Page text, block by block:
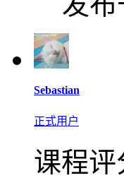
Sebastian
正式用户
课程评